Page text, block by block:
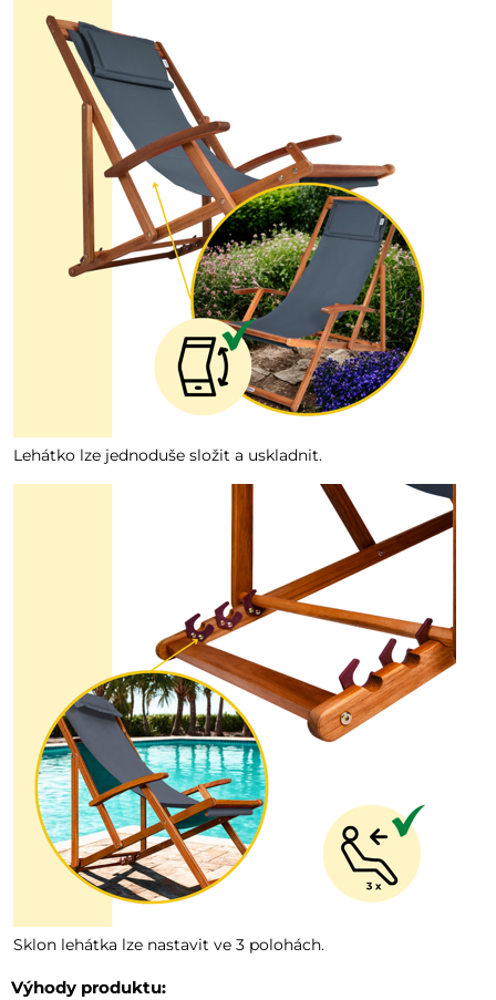
Lehátko lze jednoduše složit a uskladnit.
Sklon lehátka lze nastavit ve 3 polohách.
Výhody produktu: